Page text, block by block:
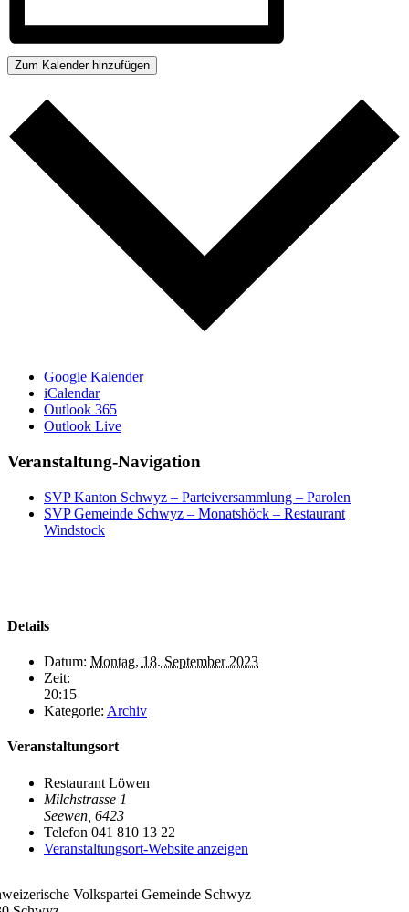
Zum Kalender hinzufügen
Google Kalender
iCalendar
Outlook 365
Outlook Live
Veranstaltung-Navigation
SVP Kanton Schwyz – Parteiversammlung – Parolen
SVP Gemeinde Schwyz – Monatshöck – Restaurant
Windstock
Details
Datum: Montag, 18. September 2023
Zeit:
20:15
Kategorie: Archiv
Veranstaltungsort
Restaurant Löwen
Milchstrasse 1
Seewen 6423
Telefon 041 810 13 22
Veranstaltungsort-Website anzeigen
Volkspartei Gemeinde Schwyz